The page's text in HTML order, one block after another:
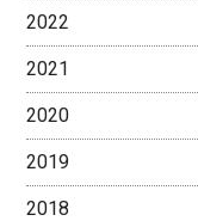
2022
2021
2020
2019
2018